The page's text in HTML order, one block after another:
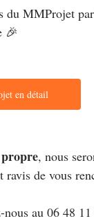
du MMProjet
🎉
en détail
, nous
de vous
au 06 48 11